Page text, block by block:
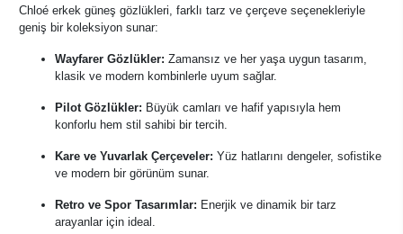
Chloé erkek güneş gözlükleri, farklı tarz ve çerçeve seçenekleriyle
geniş bir koleksiyon sunar:
Wayfarer Gözlükler: Zamansız ve her yaşa uygun tasarım,
klasik ve modern kombinlerle uyum sağlar.
Pilot Gözlükler: Büyük camları ve hafif yapısıyla hem
konforlu hem stil sahibi bir tercih.
Kare ve Yuvarlak Çerçeveler: Yüz hatlarını dengeler, sofistike
ve modern bir görünüm sunar.
Retro ve Spor Tasarımlar: Enerjik ve dinamik bir tarz
arayanlar için ideal.